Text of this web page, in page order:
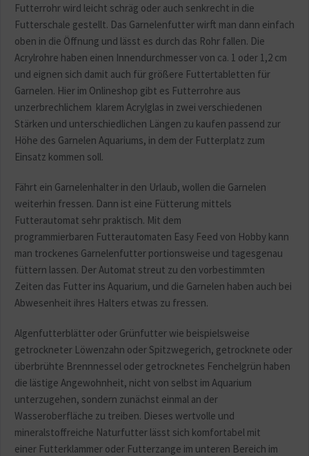
Futterrohr wird leicht schräg oder auch senkrecht in die
Futterschale gestellt. Das Garnelenfutter wirft man dann einfach
oben in die Öffnung und lässt es durch das Rohr fallen. Die
Acrylrohre haben einen Innendurchmesser von ca. 1 oder 1,2 cm
und eignen sich damit auch für größere Futtertabletten für
Garnelen. Hier im Onlineshop gibt es Futterrohre aus
unzerbrechlichem klarem Acrylglas in zwei verschiedenen
Stärken und unterschiedlichen Längen zu kaufen passend zur
Höhe des Garnelen Aquariums, in dem der Futterplatz zum
Einsatz kommen soll.
Fährt ein Garnelenhalter in den Urlaub, wollen die Garnelen
weiterhin fressen. Dann ist eine Fütterung mittels
Futterautomat sehr praktisch. Mit dem
programmierbaren Futterautomaten Easy Feed von Hobby kann
man trockenes Garnelenfutter portionsweise und tagesgenau
füttern lassen. Der Automat streut zu den vorbestimmten
Zeiten das Futter ins Aquarium, und die Garnelen haben auch bei
Abwesenheit ihres Halters etwas zu fressen.
Algenfutterblätter oder Grünfutter wie beispielsweise
getrockneter Löwenzahn oder Spitzwegerich, getrocknete oder
überbrühte Brennnessel oder getrocknetes Fenchelgrün haben
die lästige Angewohnheit, nicht von selbst im Aquarium
unterzugehen, sondern zunächst einmal an der
Wasseroberfläche zu treiben. Dieses wertvolle und
mineralstoffreiche Naturfutter lässt sich komfortabel mit
einer Futterklammer oder Futterzange im unteren Bereich im